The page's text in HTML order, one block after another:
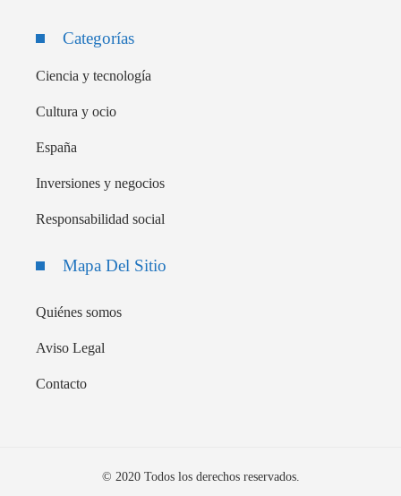
Categorías
Ciencia y tecnología
Cultura y ocio
España
Inversiones y negocios
Responsabilidad social
Mapa Del Sitio
Quiénes somos
Aviso Legal
Contacto
© 2020 Todos los derechos reservados.